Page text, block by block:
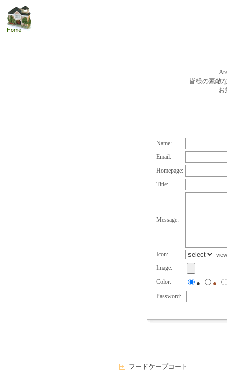
皆様の素敵
お
Name:
Email:
Homepage:
Title:
Message:
Icon: view
Image:
Color:
● ●
Password:
フードケープコート